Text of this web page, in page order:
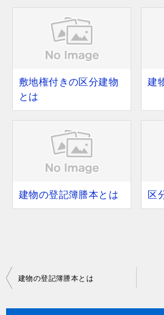
敷地権付きの区分建物
とは
建
建物の登記簿謄本とは 区
投
建物の登記簿謄本とは